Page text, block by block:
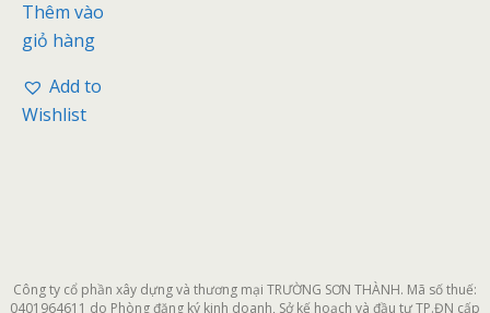
h
n
5
a
Thêm vào
giỏ hàng
Add to
Wishlist
Công ty cổ phần xây dựng và thương mại TRƯỜNG SƠN THÀNH. Mã số thuế:
0401964611 do Phòng đăng ký kinh doanh, Sở kế hoạch và đầu tư TP.ĐN cấp